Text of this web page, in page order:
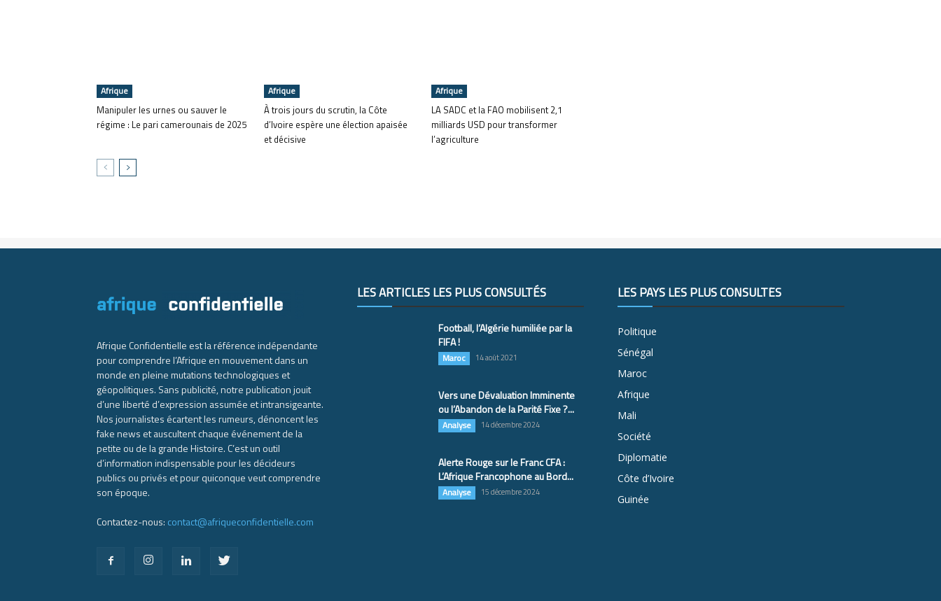
Afrique
Manipuler les urnes ou sauver le
régime : Le pari camerounais de 2025
Afrique
À trois jours du scrutin, la Côte
d’Ivoire espère une élection apaisée
et décisive
Afrique
LA SADC et la FAO mobilisent 2,1
milliards USD pour transformer
l’agriculture
Afrique Confidentielle est la référence indépendante
pour comprendre l’Afrique en mouvement dans un
monde en pleine mutations technologiques et
géopolitiques. Sans publicité, notre publication jouit
d’une liberté d’expression assumée et intransigeante.
Nos journalistes écartent les rumeurs, dénoncent les
fake news et auscultent chaque événement de la
petite ou de la grande Histoire. C’est un outil
d’information indispensable pour les décideurs
publics ou privés et pour quiconque veut comprendre
son époque.
Contactez-nous: contact@afriqueconfidentielle.com
LES ARTICLES LES PLUS CONSULTÉS
Football, l’Algérie humiliée par la
FIFA !
Maroc 14 août 2021
Vers une Dévaluation Imminente
ou l’Abandon de la Parité Fixe ?...
Analyse 14 décembre 2024
Alerte Rouge sur le Franc CFA :
L’Afrique Francophone au Bord...
Analyse 15 décembre 2024
LES PAYS LES PLUS CONSULTÉS
Politique
Sénégal
Maroc
Afrique
Mali
Société
Diplomatie
Côte d’Ivoire
Guinée